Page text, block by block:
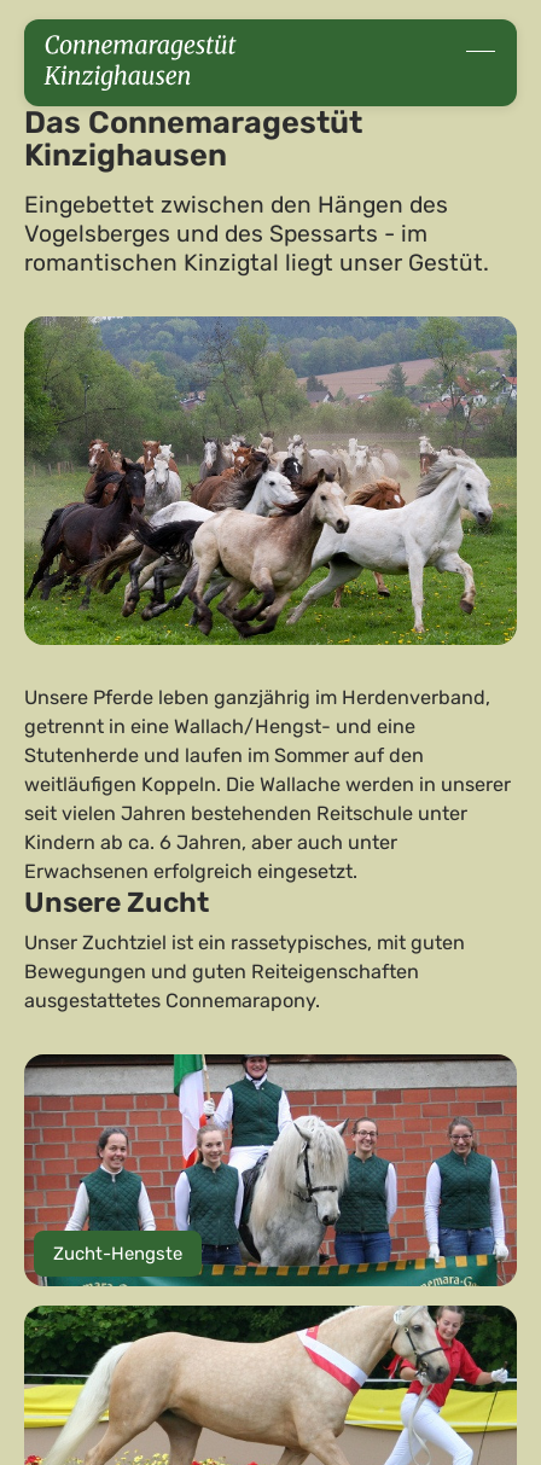
Das Connemara­gestüt
Kinzighausen
Eingebettet zwischen den Hängen des
Vogelsberges und des Spessarts - im
romantischen Kinzigtal liegt unser Gestüt.
Unsere Pferde leben ganzjährig im Herdenverband,
getrennt in eine Wallach/Hengst- und eine
Stutenherde und laufen im Sommer auf den
weitläufigen Koppeln. Die Wallache werden in unserer
seit vielen Jahren bestehenden Reitschule unter
Kindern ab ca. 6 Jahren, aber auch unter
Erwachsenen erfolgreich eingesetzt.
Unsere Zucht
Unser Zuchtziel ist ein rassetypisches, mit guten
Bewegungen und guten Reiteigenschaften
ausgestattetes Connemarapony.
Zucht-Hengste